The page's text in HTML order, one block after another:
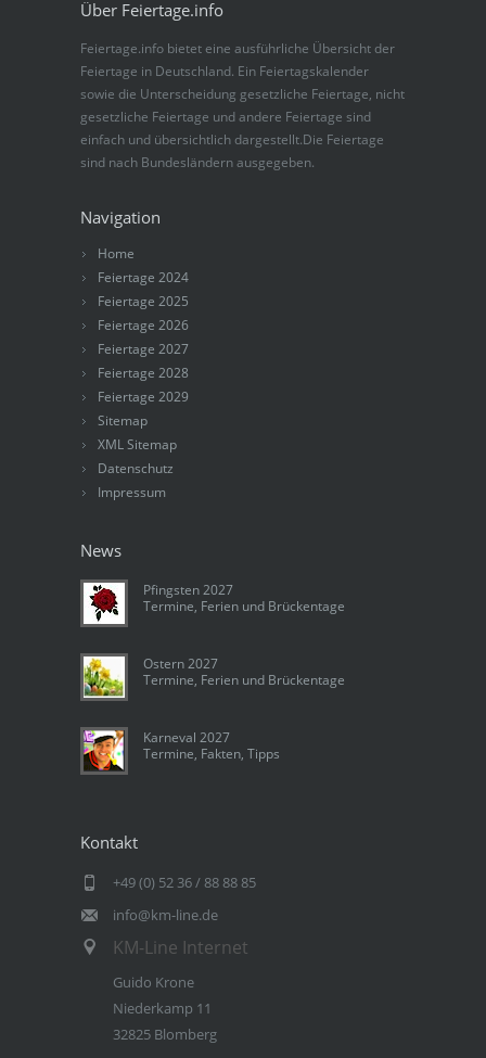
Über Feiertage.info
Feiertage.info bietet eine ausführliche Übersicht der
Feiertage in Deutschland. Ein Feiertagskalender
sowie die Unterscheidung gesetzliche Feiertage, nicht
gesetzliche Feiertage und andere Feiertage sind
einfach und übersichtlich dargestellt.Die Feiertage
sind nach Bundesländern ausgegeben.
Navigation
Home
Feiertage 2024
Feiertage 2025
Feiertage 2026
Feiertage 2027
Feiertage 2028
Feiertage 2029
Sitemap
XML Sitemap
Datenschutz
Impressum
News
Pfingsten 2027
Termine, Ferien und Brückentage
Ostern 2027
Termine, Ferien und Brückentage
Karneval 2027
Termine, Fakten, Tipps
Kontakt
+49 (0) 52 36 / 88 88 85
info@km-line.de
KM-Line Internet
Guido Krone
Niederkamp 11
32825 Blomberg